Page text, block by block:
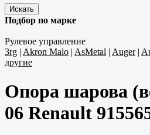
Подбор по марке
Рулевое управление
3rg | Akron Malo | AsMetal | Auger|
другие
Опора шарова
06 Renault